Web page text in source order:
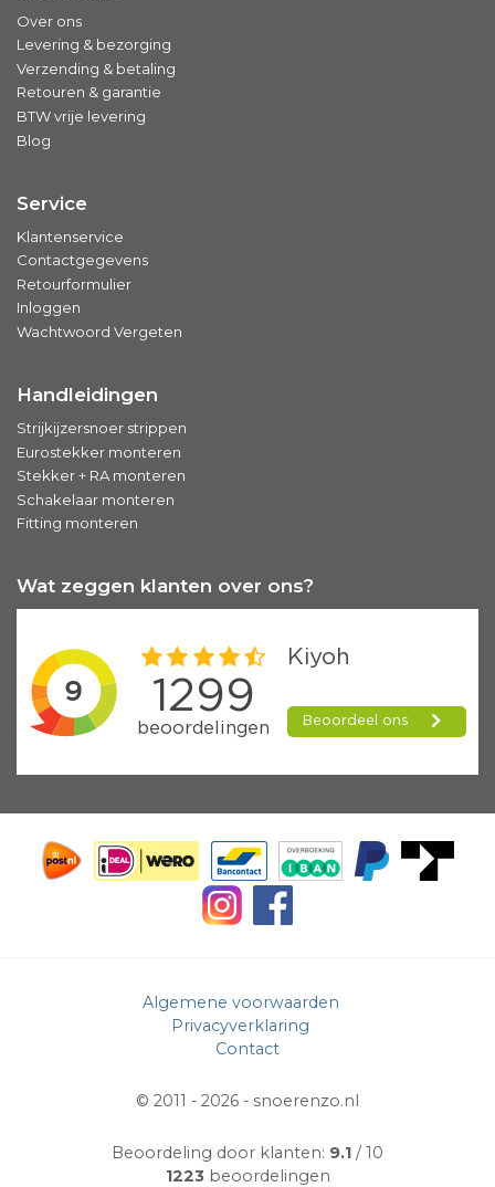
Over ons
Levering & bezorging
Verzending & betaling
Retouren & garantie
BTW vrije levering
Blog
Service
Klantenservice
Contactgegevens
Retourformulier
Inloggen
Wachtwoord Vergeten
Handleidingen
Strijkijzersnoer strippen
Eurostekker monteren
Stekker + RA monteren
Schakelaar monteren
Fitting monteren
Wat zeggen klanten over ons?
Algemene voorwaarden
Privacyverklaring
Contact
© 2011 - 2026 - snoerenzo.nl
Beoordeling door klanten: 9.1 / 10
1223beoordelingen